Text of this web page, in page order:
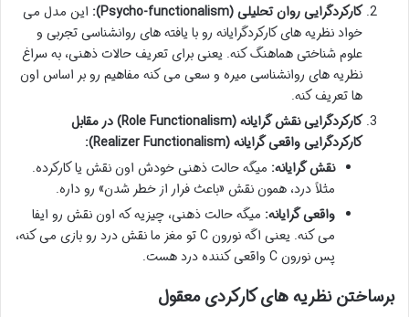
کارکردگرایی روان تحلیلی (Psycho-functionalism):
این مدل می
خواد نظریه های کارکردگرایانه رو با یافته های روانشناسی تجربی و
علوم شناختی هماهنگ کنه. یعنی برای تعریف حالات ذهنی، به سراغ
نظریه های روانشناسی میره و سعی می کنه مفاهیم رو بر اساس اون
ها تعریف کنه.
کارکردگرایی نقش گرایانه (Role Functionalism) در مقابل
کارکردگرایی واقعی گرایانه (Realizer Functionalism):
نقش گرایانه: میگه حالت ذهنی خودش اون نقش یا کارکرده.
مثلاً درد، همون نقش «باعث فرار از خطر شدن» رو داره.
واقعی گرایانه: میگه حالت ذهنی، چیزیه که اون نقش رو ایفا
می کنه. یعنی اگه نورون C تو مغز ما نقش درد رو بازی می کنه،
پس نورون C واقعی کننده درد هست.
برساختن نظریه های کارکردی معقول